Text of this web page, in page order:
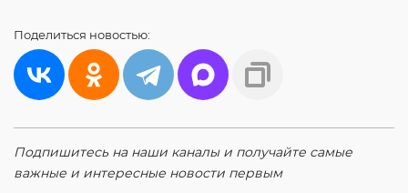
Поделиться новостью:
Подпишитесь на наши каналы и получайте самые
важные и интересные новости первым